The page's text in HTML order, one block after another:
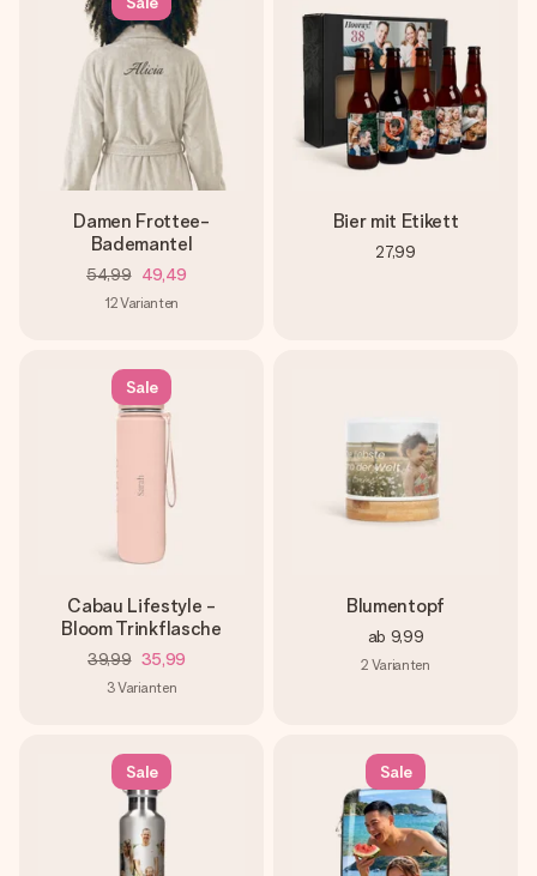
Damen Frottee-
Bademantel
54,99 49,49
12Varianten
Bier mit Etikett
27,99
Sale
Cabau Lifestyle -
Bloom Trinkflasche
39,99 35,99
3Varianten
Blumentopf
ab 9,99
2 Varianten
Sale Sale